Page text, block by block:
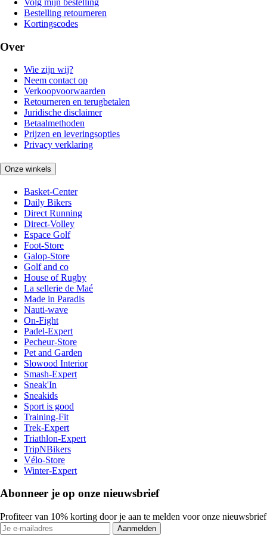
Bestelling retourneren
Kortingscodes
Over
Wie zijn wij?
Neem contact op
Verkoopvoorwaarden
Retourneren en terugbetalen
Juridische disclaimer
Betaalmethoden
Prijzen en leveringsopties
Privacy verklaring
Onze winkels
Basket-Center
Daily Bikers
Direct Running
Direct-Volley
Espace Golf
Foot-Store
Galop-Store
Golf and co
House of Rugby
La sellerie de Maé
Made in Paradis
Nauti-wave
On-Fight
Padel-Expert
Pecheur-Store
Pet and Garden
Slowood Interior
Smash-Expert
Sneak'In
Sneakids
Sport is good
Training-Fit
Trek-Expert
Triathlon-Expert
TripNBikers
Vélo-Store
Winter-Expert
Abonneer je op onze nieuwsbrief
Profiteer van 10% korting door je aan te melden voor onze nieuwsbrief
Aanmelden